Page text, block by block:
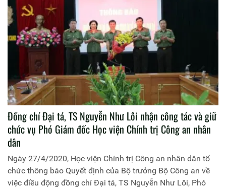
Bộ môn Ngoại ngữ - Tin học, Trung tâm Huấn luyện và bồi
dưỡng nghiệp vụ K02.
Đồng chí Đại tá, TS Nguyễn Như Lôi nhận công tác và giữ
chức vụ Phó Giám đốc Học viện Chính trị Công an nhân
dân
Ngày 27/4/2020, Học viện Chính trị Công an nhân dân tổ
chức thông báo Quyết định của Bộ trưởng Bộ Công an về
việc điều động đồng chí Đại tá, TS Nguyễn Như Lôi, Phó